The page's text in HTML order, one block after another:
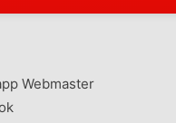
Webmaster